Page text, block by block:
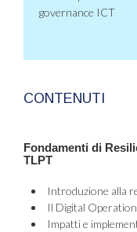
governance ICT
CONTENUTI
Fondamenti di
TLPT
Introduzione alla
Il Digital
Impatti e